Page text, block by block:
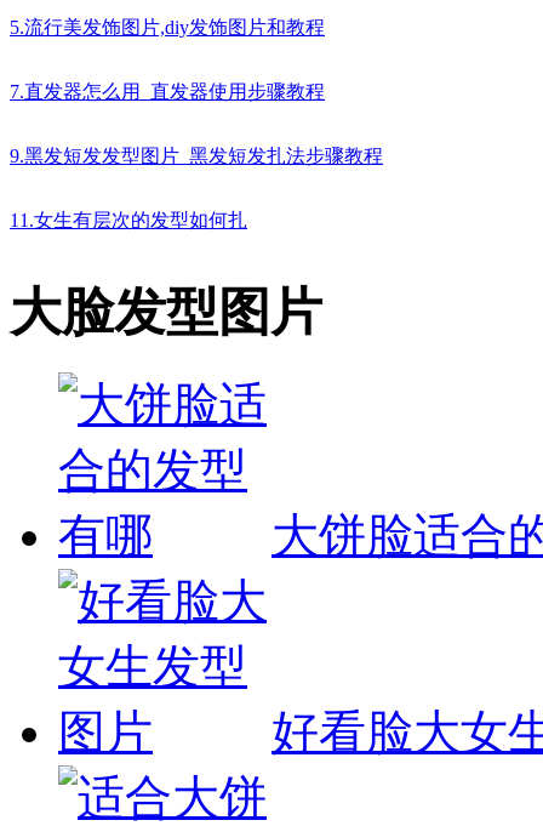
5.流行美发饰图片,diy发饰图片和教程
7.直发器怎么用_直发器使用步骤教程
9.黑发短发发型图片_黑发短发扎法步骤教程
11.女生有层次的发型如何扎
大脸发型图片
大饼脸适合
好看脸大女